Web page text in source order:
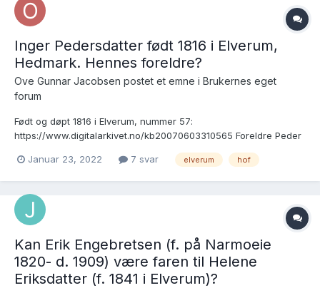
Inger Pedersdatter født 1816 i Elverum,
Hedmark. Hennes foreldre?
Ove Gunnar Jacobsen postet et emne i Brukernes eget
forum
Født og døpt 1816 i Elverum, nummer 57:
https://www.digitalarkivet.no/kb20070603310565 Foreldre Peder
Elverum søster ? Pernille, nummer 34:
Pedersen Sveen og...
Januar 23, 2022 7 svar elverum hof
Kan Erik Engebretsen (f. på Narmoeie
1820- d. 1909) være faren til Helene
Eriksdatter (f. 1841 i Elverum)?